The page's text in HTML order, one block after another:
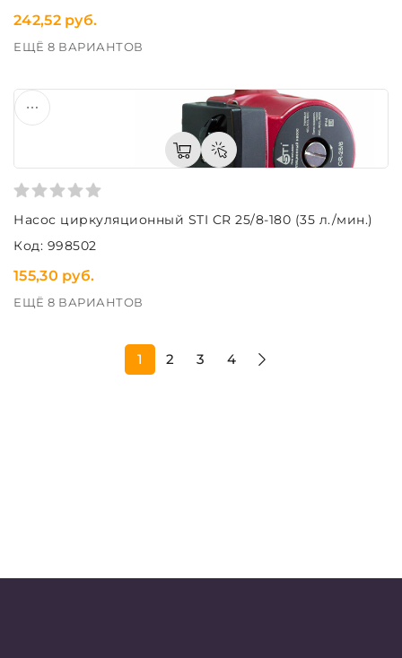
242,52 руб.
ЕЩЁ 8 ВАРИАНТОВ
Насос циркуляционный STI CR 25/8-180 (35 л./мин.)
Код: 998502
155,30 руб.
ЕЩЁ 8 ВАРИАНТОВ
1 2 3 4